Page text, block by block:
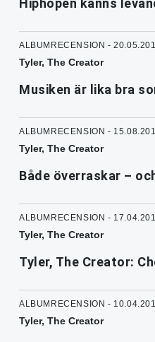
ALBUMRECENSION -
Tyler, The Creator
Musiken är lika bra
ALBUMRECENSION -
Tyler, The Creator
Både överraskar –
ALBUMRECENSION -
Tyler, The Creator
Tyler, The Creator:
ALBUMRECENSION -
Tyler, The Creator